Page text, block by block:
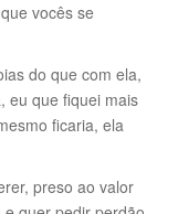
vocês se
do que com ela,
eu que fiquei mais
ficaria, ela
preso ao valor